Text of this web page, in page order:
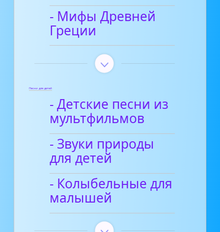
- Мифы Древней
Греции
Песни для детей
- Детские песни из
мультфильмов
- Звуки природы
для детей
- Колыбельные для
малышей